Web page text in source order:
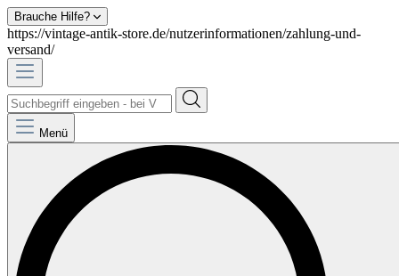
Brauche Hilfe?
https://vintage-antik-store.de/nutzerinformationen/zahlung-und-
versand/
Menü